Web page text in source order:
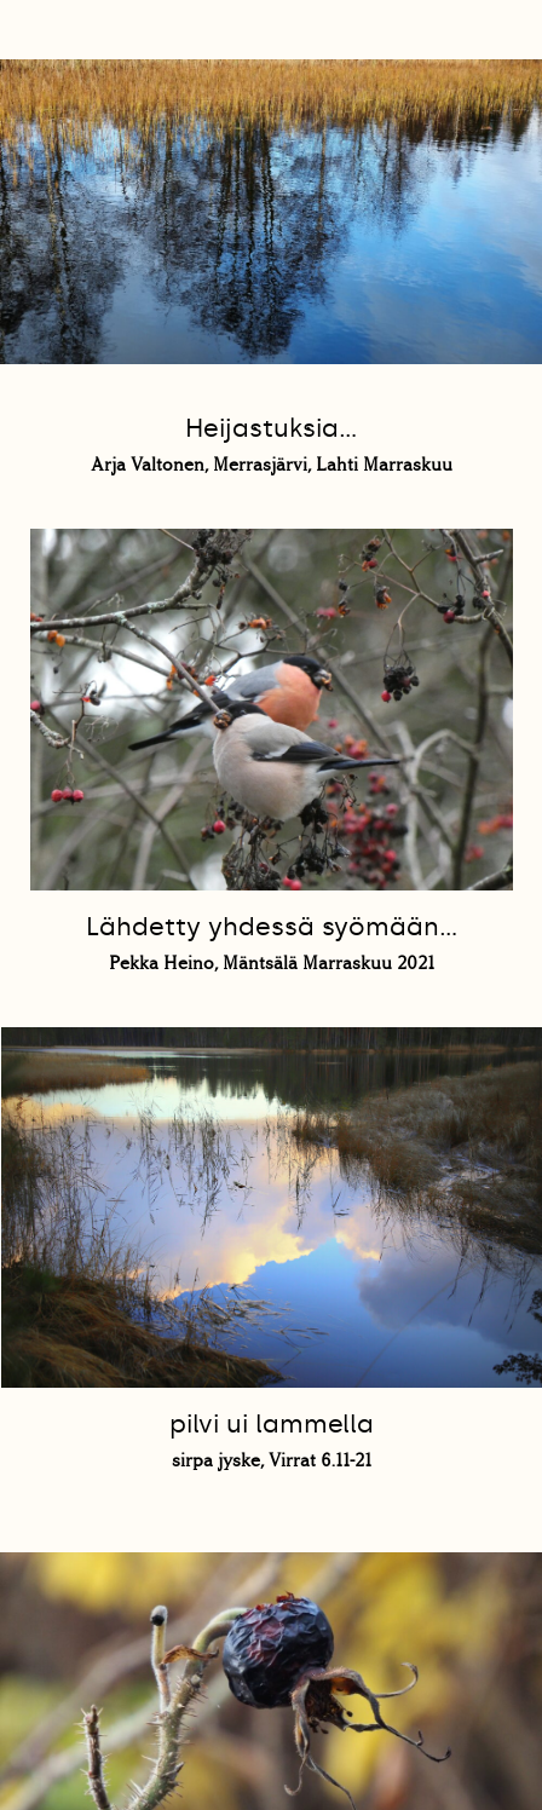
Heijastuksia...
Arja Valtonen, Merrasjärvi, Lahti Marraskuu
Lähdetty yhdessä syömään...
Pekka Heino, Mäntsälä Marraskuu 2021
pilvi ui lammella
sirpa jyske, Virrat 6.11-21